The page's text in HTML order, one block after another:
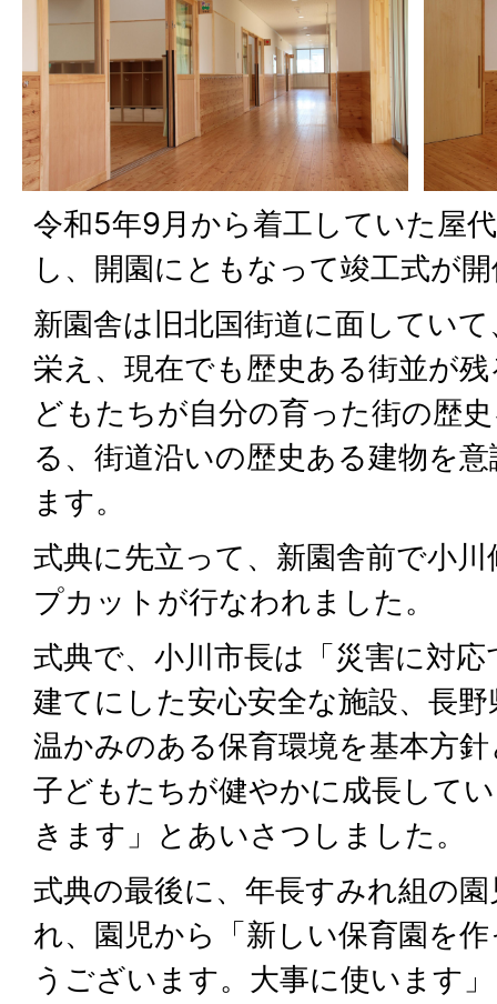
令和5年9月から着工していた屋
し、開園にともなって竣工式が
新園舎は旧北国街道に面してい
栄え、現在でも歴史ある街並が
どもたちが自分の育った街の歴
る、街道沿いの歴史ある建物を
ます。
式典に先立って、新園舎前で小
プカットが行なわれました。
式典で、小川市長は「災害に対
建てにした安心安全な施設、長
温かみのある保育環境を基本方
子どもたちが健やかに成長して
きます」とあいさつしました。
式典の最後に、年長すみれ組の
れ、園児から「新しい保育園を
うございます。大事に使います